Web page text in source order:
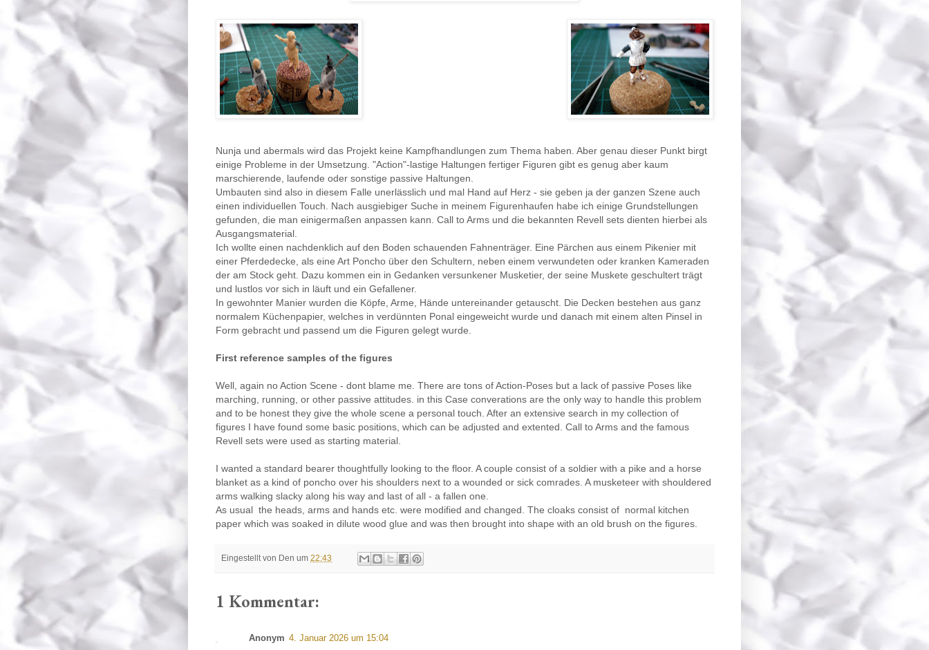
Nunja und abermals wird das Projekt keine Kampfhandlungen zum Thema haben. Aber genau dieser Punkt birgt
einige Probleme in der Umsetzung. "Action"-lastige Haltungen fertiger Figuren gibt es genug aber kaum
marschierende, laufende oder sonstige passive Haltungen.
Umbauten sind also in diesem Falle unerlässlich und mal Hand auf Herz - sie geben ja der ganzen Szene auch
einen individuellen Touch. Nach ausgiebiger Suche in meinem Figurenhaufen habe ich einige Grundstellungen
gefunden, die man einigermaßen anpassen kann. Call to Arms und die bekannten Revell sets dienten hierbei als
Ausgangsmaterial.
Ich wollte einen nachdenklich auf den Boden schauenden Fahnenträger. Eine Pärchen aus einem Pikenier mit
einer Pferdedecke, als eine Art Poncho über den Schultern, neben einem verwundeten oder kranken Kameraden
der am Stock geht. Dazu kommen ein in Gedanken versunkener Musketier, der seine Muskete geschultert trägt
und lustlos vor sich in läuft und ein Gefallener.
In gewohnter Manier wurden die Köpfe, Arme, Hände untereinander getauscht. Die Decken bestehen aus ganz
normalem Küchenpapier, welches in verdünnten Ponal eingeweicht wurde und danach mit einem alten Pinsel in
Form gebracht und passend um die Figuren gelegt wurde.
First reference samples of the figures
Well, again no Action Scene - dont blame me. There are tons of Action-Poses but a lack of passive Poses like
marching, running, or other passive attitudes. in this Case converations are the only way to handle this problem
and to be honest they give the whole scene a personal touch. After an extensive search in my collection of
figures I have found some basic positions, which can be adjusted and extented. Call to Arms and the famous
Revell sets were used as starting material.
I wanted a standard bearer thoughtfully looking to the floor. A couple consist of a soldier with a pike and a horse
blanket as a kind of poncho over his shoulders next to a wounded or sick comrades. A musketeer with shouldered
arms walking slacky along his way and last of all - a fallen one.
As usual the heads, arms and hands etc. were modified and changed. The cloaks consist of normal kitchen
paper which was soaked in dilute wood glue and was then brought into shape with an old brush on the figures.
Eingestellt von Den um 22:43
1 Kommentar:
Anonym 4. Januar 2026 um 15:04